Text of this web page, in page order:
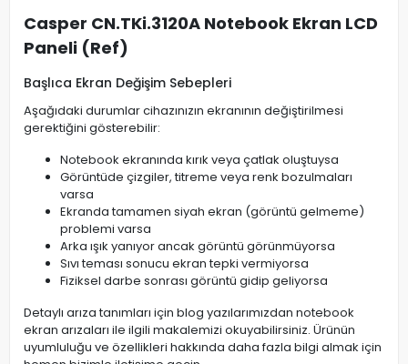
Casper CN.TKi.3120A Notebook Ekran LCD
Paneli (Ref)
Başlıca Ekran Değişim Sebepleri
Aşağıdaki durumlar cihazınızın ekranının değiştirilmesi
gerektiğini gösterebilir:
Notebook ekranında kırık veya çatlak oluştuysa
Görüntüde çizgiler, titreme veya renk bozulmaları
varsa
Ekranda tamamen siyah ekran (görüntü gelmeme)
problemi varsa
Arka ışık yanıyor ancak görüntü görünmüyorsa
Sıvı teması sonucu ekran tepki vermiyorsa
Fiziksel darbe sonrası görüntü gidip geliyorsa
Detaylı arıza tanımları için blog yazılarımızdan notebook
ekran arızaları ile ilgili makalemizi okuyabilirsiniz. Ürünün
uyumluluğu ve özellikleri hakkında daha fazla bilgi almak için